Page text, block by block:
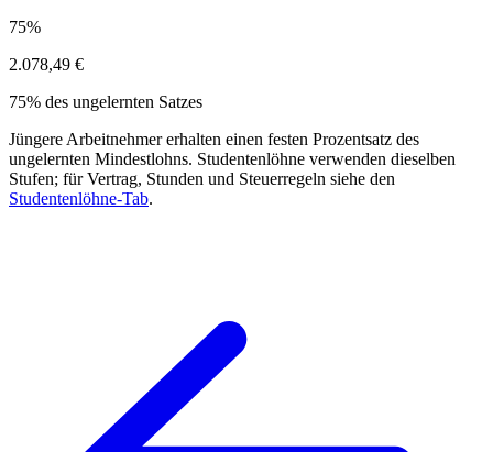
75%
2.078,49 €
75% des ungelernten Satzes
Jüngere Arbeitnehmer erhalten einen festen Prozentsatz des
ungelernten Mindestlohns. Studentenlöhne verwenden dieselben
Stufen; für Vertrag, Stunden und Steuerregeln siehe den
Studentenlöhne-Tab.